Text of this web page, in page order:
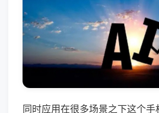
同时应用在很多场景之下这个